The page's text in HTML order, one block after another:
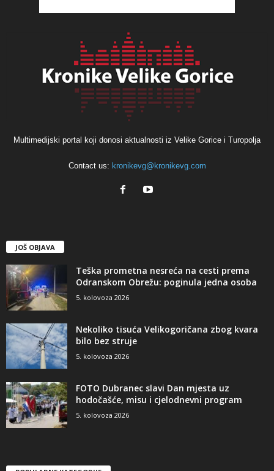
Multimedijski portal koji donosi aktualnosti iz Velike Gorice i Turopolja
Contact us: kronikevg@kronikevg.com
JOŠ OBJAVA
Teška prometna nesreća na cesti prema
Odranskom Obrežu: poginula jedna osoba
5. kolovoza 2026
Nekoliko tisuća Velikogoričana zbog kvara
bilo bez struje
5. kolovoza 2026
FOTO Dubranec slavi Dan mjesta uz
hodočašće, misu i cjelodnevni program
5. kolovoza 2026